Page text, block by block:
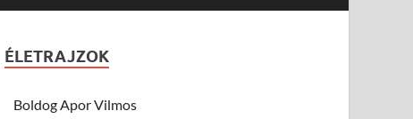
ÉLETRAJZOK
Boldog Apor Vilmos